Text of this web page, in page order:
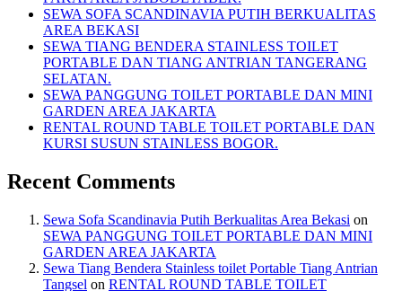
SEWA SOFA SCANDINAVIA PUTIH BERKUALITAS
AREA BEKASI
SEWA TIANG BENDERA STAINLESS TOILET
PORTABLE DAN TIANG ANTRIAN TANGERANG
SELATAN.
SEWA PANGGUNG TOILET PORTABLE DAN MINI
GARDEN AREA JAKARTA
RENTAL ROUND TABLE TOILET PORTABLE DAN
KURSI SUSUN STAINLESS BOGOR.
Recent Comments
Sewa Sofa Scandinavia Putih Berkualitas Area Bekasi on
SEWA PANGGUNG TOILET PORTABLE DAN MINI
GARDEN AREA JAKARTA
Sewa Tiang Bendera Stainless toilet Portable Tiang Antrian
Tangsel on RENTAL ROUND TABLE TOILET